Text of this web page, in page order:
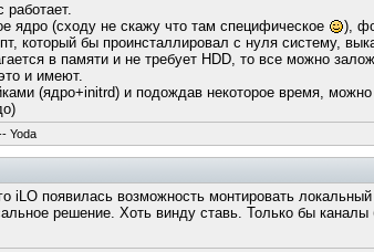
ядро (сходу не скажу что там специфическое
),
который бы проинсталлировал с нуля систему,
в памяти и не требует HDD, то все можно
и имеют.
(ядро+initrd) и подождав некоторое время,
Yoda
iLO появилась возможность монтировать
решение. Хоть винду ставь. Только бы